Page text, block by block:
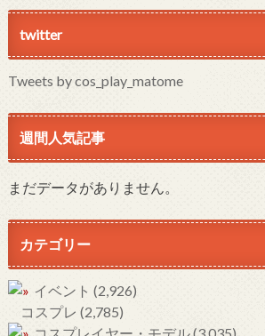
twitter
Tweets by cos_play_matome
週間人気記事
まだデータがありません。
カテゴリー
イベント (2,926)
コスプレ (2,785)